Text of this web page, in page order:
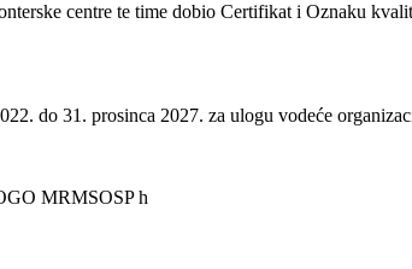
centre te time dobio Certifikat i Oznaku
do 31. prosinca 2027. za ulogu vodeće